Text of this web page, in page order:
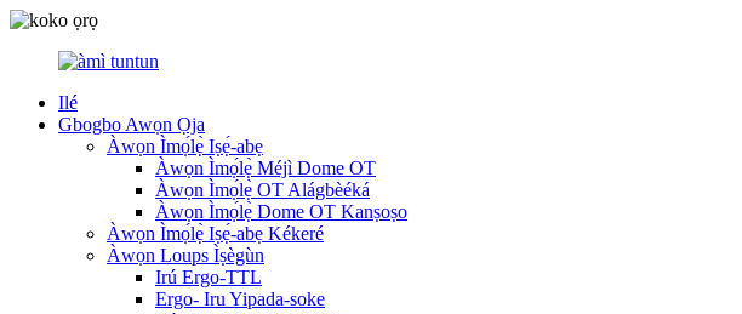
Ilé
Gbogbo Awọn Ọja
Àwọn Ìmọ́lẹ̀ Iṣẹ́-abẹ
Àwọn Ìmọ́lẹ̀ Méjì Dome OT
Àwọn Ìmọ́lẹ̀ OT Alágbèéká
Àwọn Ìmọ́lẹ̀ Dome OT Kanṣoṣo
Àwọn Ìmọ́lẹ̀ Iṣẹ́-abẹ Kékeré
Àwọn Loups Ìṣègùn
Irú Ergo-TTL
Ergo- Iru Yipada-soke